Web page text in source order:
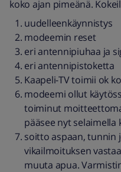
koko ajan pimeänä.
uudelleenkäynnistys
modeemin reset
eri antennipiuhaa ja
eri antennipistoketta
Kaapeli-TV toimii ok
modeemi ollut
toiminut
pääsee nyt
soitto aspaan, tunnin
vikailmoituksen
muuta apua.